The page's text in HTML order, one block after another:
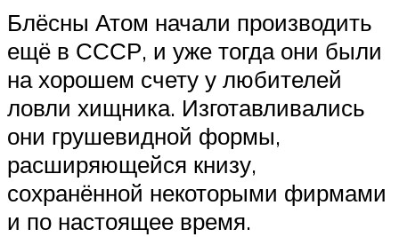
Блёсны Атом начали производить
ещё в СССР, и уже тогда они были
на хорошем счету у любителей
ловли хищника. Изготавливались
они грушевидной формы,
расширяющейся книзу,
сохранённой некоторыми фирмами
и по настоящее время.